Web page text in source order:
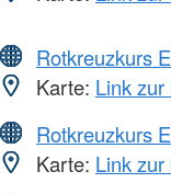
Rotkreuzkurs
Karte: Link
Rotkreuzkurs
Karte: Link